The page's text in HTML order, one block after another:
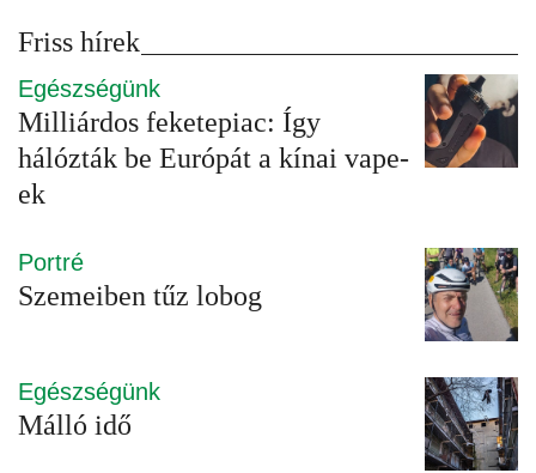
Friss hírek
Egészségünk
Milliárdos feketepiac: Így
hálózták be Európát a kínai vape-
ek
Portré
Szemeiben tűz lobog
Egészségünk
Málló idő